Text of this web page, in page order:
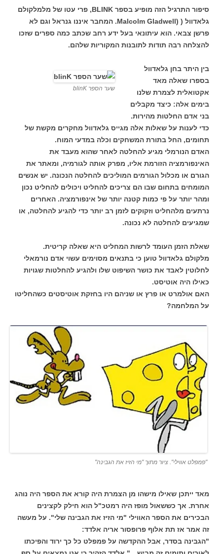
סיפור התרגיל הזה מופיע בספר BLINK, פרי עטו של מלמלקולם
גלאדוול ( (Malcolm Gladwell. המחבר איננו גנראל וגם לא
פרשן צבאי. הוא עיתונאי בעל ידע רחב שכתב כמה ספרים שזכו
להצלחה רבה תודות לתובנות המקוריות שלהם.
שער הספר blinK
בין היתר בחן גלאדוול
בספרו שאלה מאד
אקטואלית לצמרת שלנו
בימים אלה: כיצד מקבלים
בני אדם החלטות מהירות.
כדי לענות על שאלות אלה מגייס גלאדוול מחקרים מקשת של
תחומים, החל בתורת המשחקים וכלה במדעי המוח.
האדם הנורמלי מגיע להחלטה לאחר שהוא מעבד את
האינפורמציה הזורמת אליו, מפרק אותה לגורמיה, ומאתר את
הגורם או מכלול הגורמים המוליכים להחלטה הנכונה. יש אנשים
המומחים בתחום שבו הם צריכים להחליט ויכולים להחליט נכון
ומהר יותר על פי כמות קטנה יותר של אינפורמציה. האחרים
נרתעים מלהחליט וזקוקים לזמן רב יותר כדי להגיע להחלטה, או
שמגיעים להחלטה לא נכונה.
שאלת הזמן העומד לרשות המחליט היא שאלה קריטית.
מלקולם גלאדוול טוען כי בתנאים מסוימים עשוי אדם נורמאלי
לחלוטין לאבד את כושר השיפוט שלו ולהגיע להחלטות שגויות
כאילו היה אוטיסט.
האם אולמרט או פרץ או שניהם היו בחזקת אוטיסטים כשהחליטו
על המלחמה?
"פמפלט אווילי". ציור מתוך "מי הזיז את הגבינה"
מאד ייתכן שאילו מישהו מן הצמרת היה קורא את הספר היה נוהג
אחרת. אך כששאול מופז היה רמטכ"ל הוא חילק לקצינים
הבכירים את הספר האווילי "מי הזיז את הגבינה שלי". על מעשה
זה אמר אז תת אלוף פרופסור אריה אלדד:
"הגבינה בסדר, אבל ההקדשה על פמפלט כל כך ירוד והפיכתו